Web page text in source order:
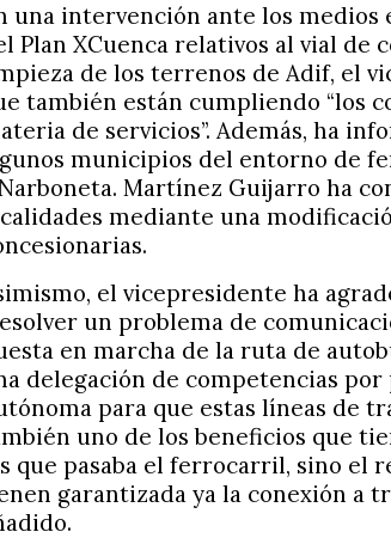
una intervención ante los medios
Plan XCuenca relativos al vial de
de los terrenos de Adif, el
también están cumpliendo “los
de servicios”. Además, ha
municipios del entorno de
Martínez Guijarro ha
mediante una
el vicepresidente ha
un problema de
en marcha de la ruta de
delegación de competencias
para que estas líneas de
uno de los beneficios que
que pasaba el ferrocarril, sino el
garantizada ya la conexión a